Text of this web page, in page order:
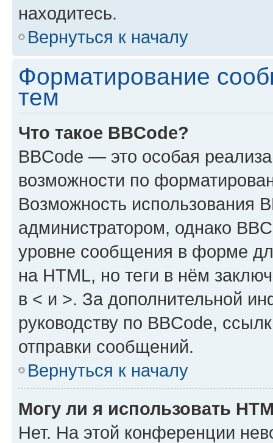
находитесь.
Вернуться к началу
Форматирование
тем
Что такое BBCode?
BBCode — это особая
возможности по
Возможность использования
администратором, однако
уровне сообщения в форме
на HTML, но теги в нём
в < и >. За дополнительной
руководству по BBCode,
отправки сообщений.
Вернуться к началу
Могу ли я использовать
Нет. На этой конференции